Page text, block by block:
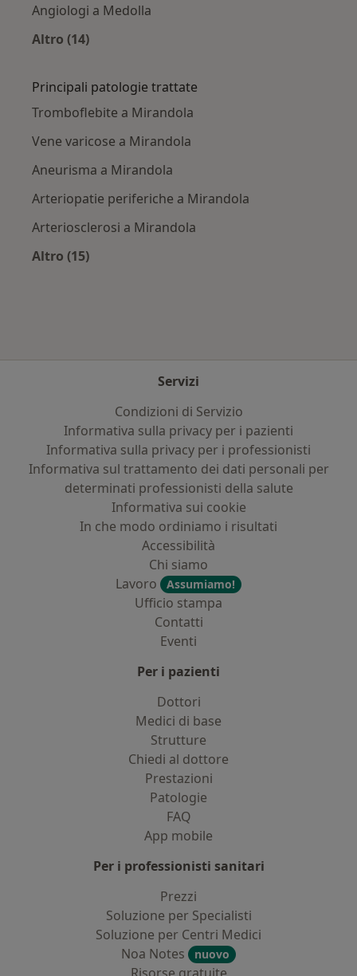
Angiologi a Medolla
Altro (14)
Principali patologie trattate
Tromboflebite a Mirandola
Vene varicose a Mirandola
Aneurisma a Mirandola
Arteriopatie periferiche a Mirandola
Arteriosclerosi a Mirandola
Altro (15)
Servizi
Condizioni di Servizio
Informativa sulla privacy per i pazienti
Informativa sulla privacy per i professionisti
Informativa sul trattamento dei dati personali per
determinati professionisti della salute
Informativa sui cookie
In che modo ordiniamo i risultati
Accessibilità
Chi siamo
Lavoro
Assumiamo!
Ufficio stampa
Contatti
Eventi
Per i pazienti
Dottori
Medici di base
Strutture
Chiedi al dottore
Prestazioni
Patologie
FAQ
App mobile
Per i professionisti sanitari
Prezzi
Soluzione per Specialisti
Soluzione per Centri Medici
Noa Notes
nuovo